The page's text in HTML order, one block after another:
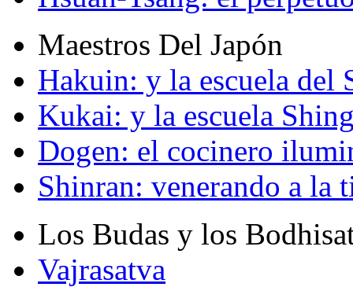
Maestros Del Japón
Hakuin: y la escuela del
Kukai: y la escuela
Dogen: el cocinero
Shinran: venerando a la
Los Budas y los
Vajrasatva